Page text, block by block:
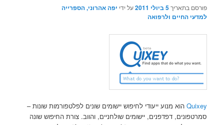
פורסם בתאריך5 ביולי 2011 על ידי יפה אהרוני, הספרייה
למדעי החיים ולרפואה
Quixey הוא מנוע ייעודי לחיפוש יישומים שונים לפלטפורמות שונות –
סמרטפונים, דפדפנים, יישומים שולחניים, והווב. צורת החיפוש שונה